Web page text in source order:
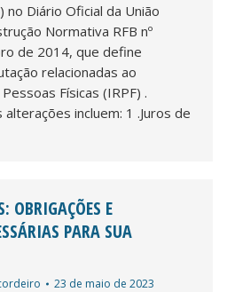
Diário Oficial da União
Normativa RFB nº
de 2014, que define
relacionadas ao
Físicas (IRPF) .
incluem: 1 .Juros de
OBRIGAÇÕES E
PARA SUA
23 de maio de 2023